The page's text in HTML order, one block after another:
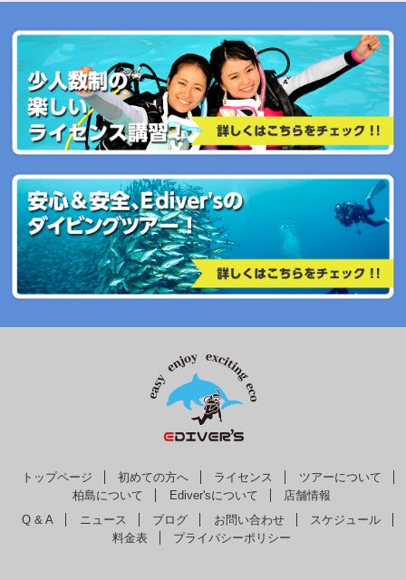
トップページ 初めての方へ ライセンス
ツアーについて
柏島について
Ediver'sについて
店舗情報
Q & A
ニュース ブログ お問い合わせ
スケジュール
料金表
プライバシーポリシー